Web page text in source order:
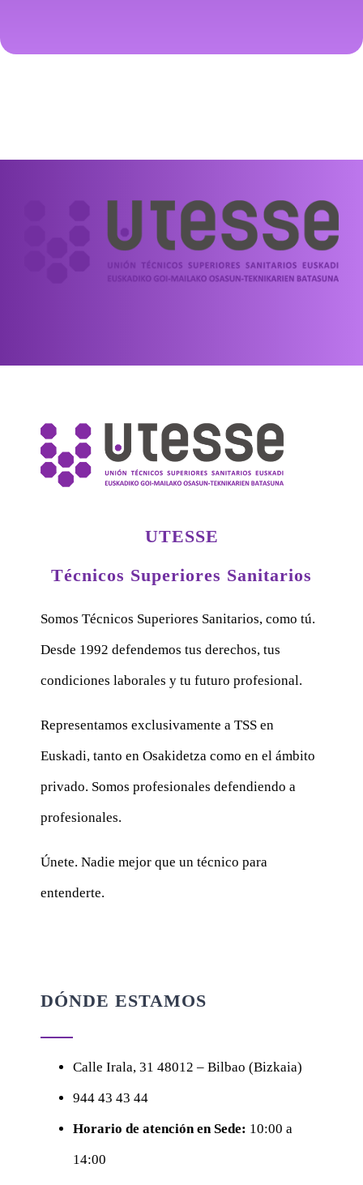
UTESSE
Técnicos Superiores Sanitarios
Somos Técnicos Superiores Sanitarios, como tú.
Desde 1992 defendemos tus derechos, tus
condiciones laborales y tu futuro profesional.
Representamos exclusivamente a TSS en
Euskadi, tanto en Osakidetza como en el ámbito
privado. Somos profesionales defendiendo a
profesionales.
Únete. Nadie mejor que un técnico para
entenderte.
DÓNDE ESTAMOS
Calle Irala, 31 48012 – Bilbao (Bizkaia)
944 43 43 44
Horario de atención en Sede: 10:00 a
14:00